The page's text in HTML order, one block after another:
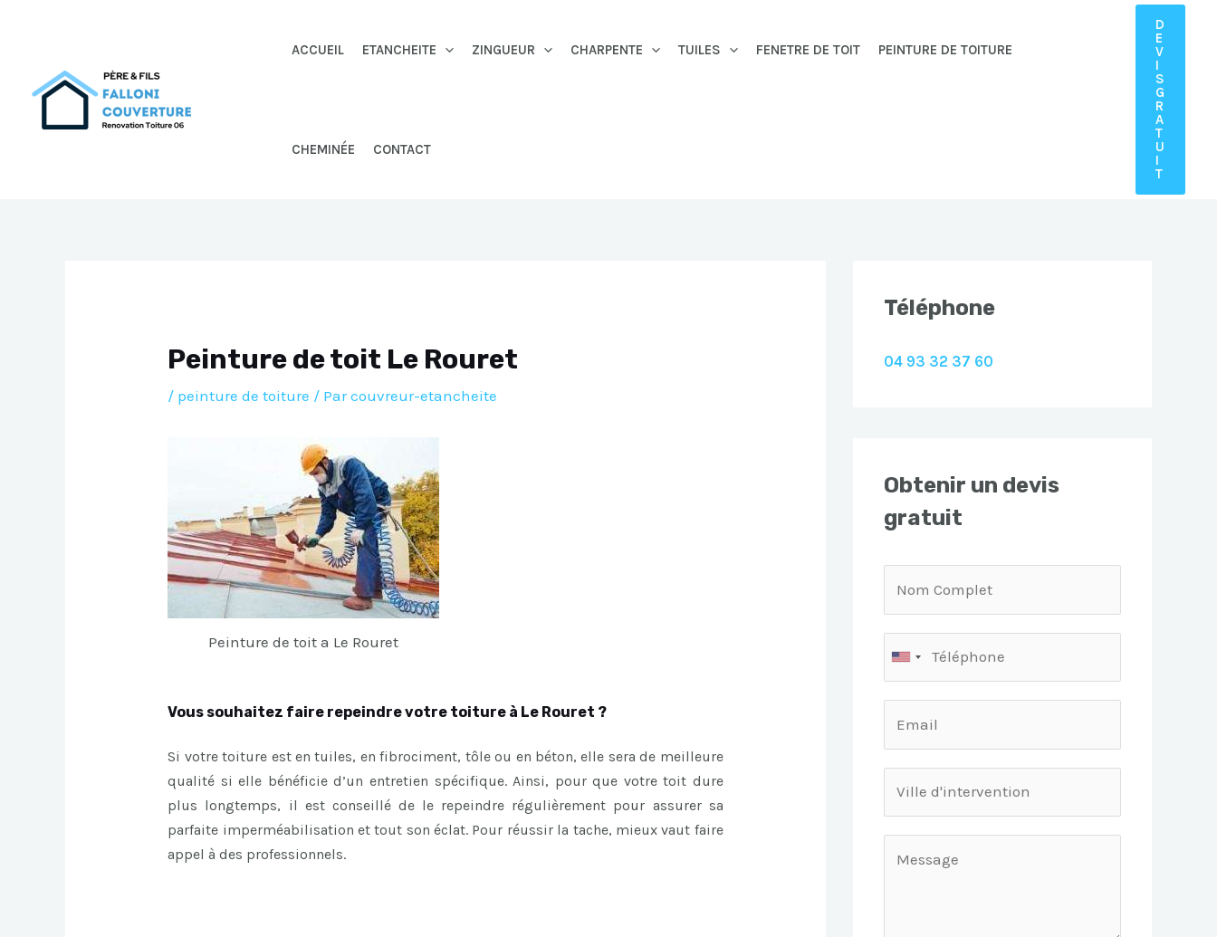
ACCUEIL ETANCHEITE ZINGUEUR CHARPENTE TUILES FENETRE DE TOIT PEINTURE DE TOITURE
CHEMINÉE CONTACT
D
E
V
I
S
G
R
A
T
U
I
T
Peinture de toit Le Rouret
/ peinture de toiture / Parcouvreur-etancheite
Peinture de toit a Le Rouret
Vous souhaitez faire repeindre votre toiture à Le Rouret ?
Si votre toiture est en tuiles, en fibrociment, tôle ou en béton, elle sera de meilleure
qualité si elle bénéficie d’un entretien spécifique. Ainsi, pour que votre toit dure
plus longtemps, il est conseillé de le repeindre régulièrement pour assurer sa
parfaite imperméabilisation et tout son éclat. Pour réussir la tache, mieux vaut faire
appel à des professionnels.
Téléphone
04 93 32 37 60
Obtenir un devis
gratuit